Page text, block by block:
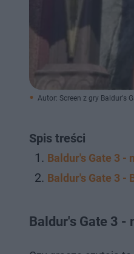
Autor: Screen z gry Baldur's
Spis treści
Baldur's Gate 3 -
Baldur's Gate 3 -
Baldur's Gate 3 -